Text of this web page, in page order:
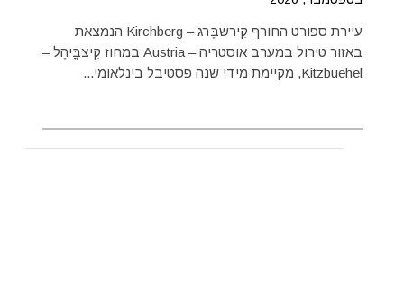
עיירת ספורט החורף קִירשבֶּרג – Kirchberg הנמצאת
באזור טירול במערב אוסטריה – Austria במחוז קִיצבֳּיהֶל –
Kitzbuehel, מקיימת מידי שנה פסטיבל בינלאומי...